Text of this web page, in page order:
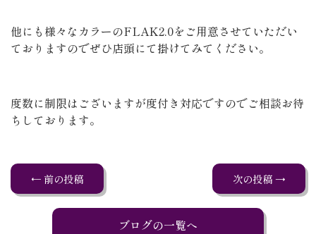
他にも様々なカラーのFLAK2.0をご用意させていただい
ておりますのでぜひ店頭にて掛けてみてください。
度数に制限はございますが度付き対応ですのでご相談お待
ちしております。
← 前の投稿 次の投稿 →
ブログの一覧へ